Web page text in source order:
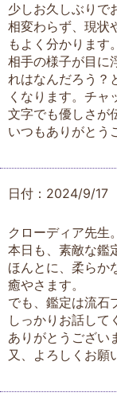
少しお久しぶりで
相変わらず、現状
もよく分かります。
相手の様子が目に
れはなんだろう？
くなります。チャ
文字でも優しさが
いつもありがとう
日付：2024/9/17
クローディア先生。
本日も、素敵な鑑
ほんとに、柔らか
癒やさます。
でも、鑑定は流石
しっかりお話して
ありがとうござい
又、よろしくお願